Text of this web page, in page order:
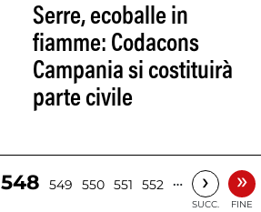
Serre, ecoballe in
fiamme: Codacons
Campania si costituirà
parte civile
548 549 550 551 552 … ›
SUCC.
»
FINE